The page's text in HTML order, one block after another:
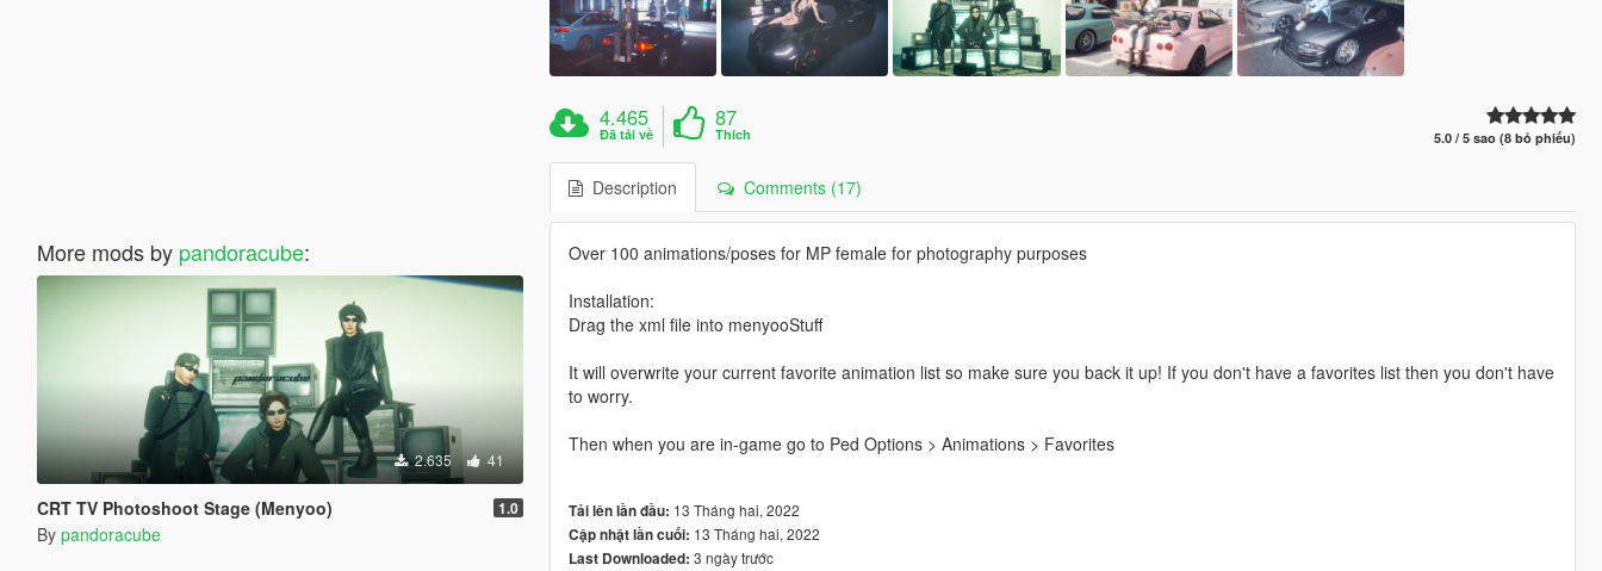
More mods by pandoracube:
2.635 41
CRT TV Photoshoot Stage (Menyoo) 1.0
By pandoracube
4.465
Đã tải về
87
Thích 5.0 / 5 sao (8 bỏ phiếu)
Description Comments (17)
Over 100 animations/poses for MP female for photography purposes
Installation:
Drag the xml file into menyooStuff
It will overwrite your current favorite animation list so make sure you back it up! If you don't have a favorites list then you don't have
to worry.
Then when you are in-game go to Ped Options > Animations > Favorites
Tải lên lần đầu: 13 Tháng hai, 2022
Cập nhật lần cuối: 13 Tháng hai, 2022
Last Downloaded: 3 ngày trước